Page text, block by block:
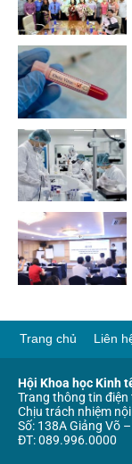
Trang chủ Liên
Hội Khoa học Kinh
Trang thông tin
Chịu trách nhiệm
Số: 138A Giảng Võ
ĐT: 089.996.0000